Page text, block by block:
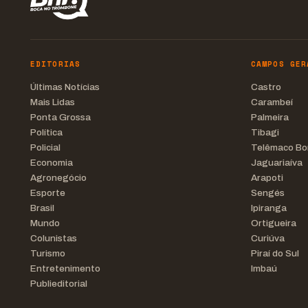
EDITORIAS
Últimas Notícias
Mais Lidas
Ponta Grossa
Política
Policial
Economia
Agronegócio
Esporte
Brasil
Mundo
Colunistas
Turismo
Entretenimento
Publieditorial
CAMPOS
Castro
Carambeí
Palmeira
Tibagi
Telêmaco
Jaguariaíva
Arapoti
Sengés
Ipiranga
Ortigueira
Curiúva
Piraí do Sul
Imbaú